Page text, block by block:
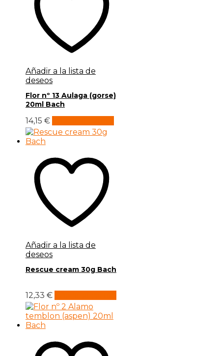
Añadir a la lista de
deseos
Flor nº 13 Aulaga (gorse)
20ml Bach
14,15 €
Añadir a la lista de
deseos
Rescue cream 30g Bach
12,33 €